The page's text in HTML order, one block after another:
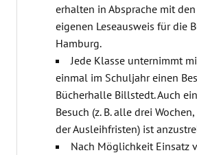
erhalten in Absprache mit
eigenen Leseausweis für die
Hamburg.
Jede Klasse unternimmt
einmal im Schuljahr einen
Bücherhalle Billstedt. Auch
Besuch (z. B. alle drei
der Ausleihfristen) ist
Nach Möglichkeit Einsatz